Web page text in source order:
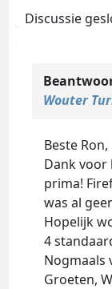
Discussie
Wouter
Beste Ron,
Dank voor
prima!
was al
Hopelijk
4
Nogmaals
Groeten,